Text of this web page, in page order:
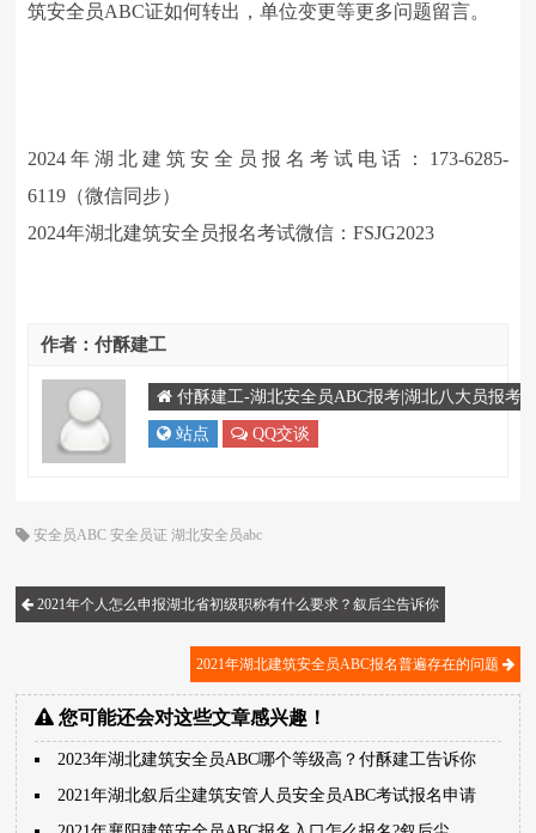
筑安全员ABC证如何转出，单位变更等更多问题留言。
2024年湖北建筑安全员报名考试电话：173-6285-
6119（微信同步）
2024年湖北建筑安全员报名考试微信：FSJG2023
作者：付酥建工
付酥建工-湖北安全员ABC报考|湖北八大员报考|
站点 QQ交谈
安全员ABC 安全员证 湖北安全员abc
2021年个人怎么申报湖北省初级职称有什么要求？叙后尘告诉你
2021年湖北建筑安全员ABC报名普遍存在的问题
您可能还会对这些文章感兴趣！
2023年湖北建筑安全员ABC哪个等级高？付酥建工告诉你
2021年湖北叙后尘建筑安管人员安全员ABC考试报名申请